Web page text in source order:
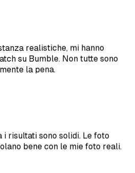
dei miei selfie imbarazzanti.
su Hinge da quando ho
queste.
buoni come le foto professionali
profilo. Ottimo rapporto